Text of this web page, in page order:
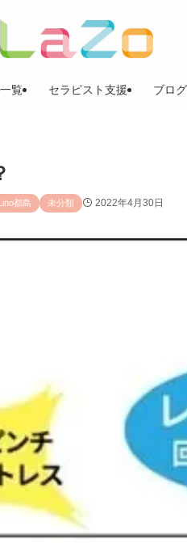
覧 セラピスト支援 ブロ
都島 未分類 2022年4月30日